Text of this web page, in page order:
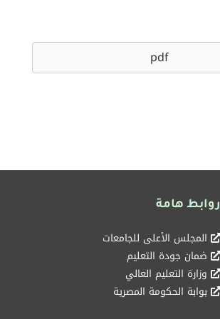
pdf
روابط هامة
المجلس الأعلى للجامعات
ضمان جودة التعليم
وزارة التعليم العالي
بوابة الحكومة المصرية